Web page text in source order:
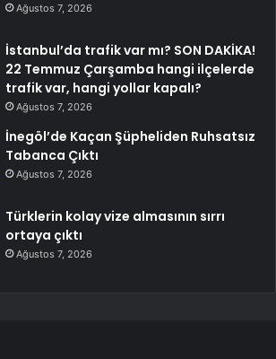
Ağustos 7, 2026
İstanbul’da trafik var mı? SON DAKİKA!
22 Temmuz Çarşamba hangi ilçelerde
trafik var, hangi yollar kapalı?
Ağustos 7, 2026
İnegöl’de Kaçan Şüpheliden Ruhsatsız
Tabanca Çıktı
Ağustos 7, 2026
Türklerin kolay vize almasının sırrı
ortaya çıktı
Ağustos 7, 2026